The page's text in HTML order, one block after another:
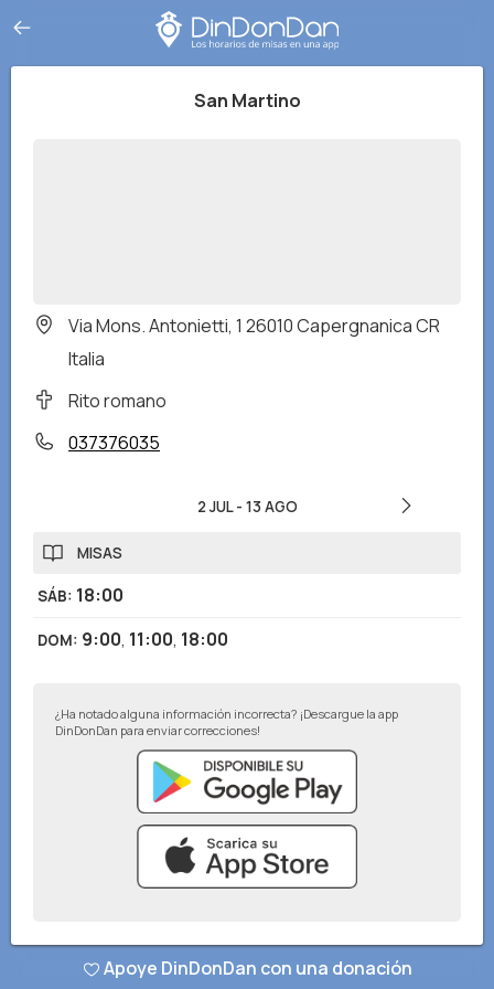
San Martino
Via Mons. Antonietti, 1 26010 Capergnanica CR
Italia
Rito romano
037376035
2 JUL- 13 AGO
MISAS
SÁB: 18:00
DOM: 9:00, 11:00, 18:00
¿Ha notado alguna información incorrecta? ¡Descargue la app
DinDonDan para enviar correcciones!
© DinDonDan App 2026–Política de privacidad–Agrega a tu sitio web
Apoye DinDonDan con una donación